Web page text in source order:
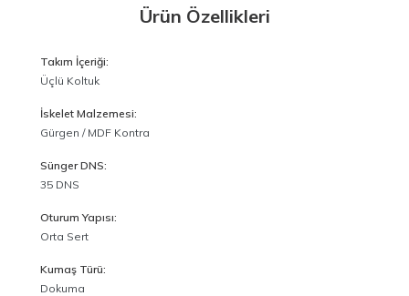
Ürün Özellikleri
Takım İçeriği:
Üçlü Koltuk
İskelet Malzemesi:
Gürgen / MDF Kontra
Sünger DNS:
35 DNS
Oturum Yapısı:
Orta Sert
Kumaş Türü:
Dokuma